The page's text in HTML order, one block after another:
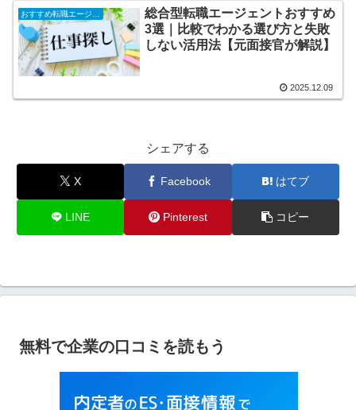
総合型転職エージェントおすすめ
3選｜比較でわかる選び方と失敗
しない活用法【元面接官が解説】
2025.12.09
シェアする
X Facebook はてブ
LINE Pinterest コピー
無料で企業の口コミを読もう